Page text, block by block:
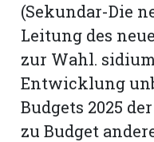
(Sekundar-Die
Leitung des
zur Wahl.
Entwicklung
Budgets 2025
zu Budget